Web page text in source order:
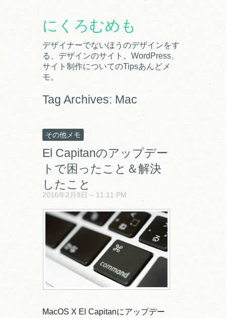
にくろむめも
デザイナーでないほうのデザインをす
る、デザインのサイト。WordPress、
サイト制作についてのTipsあんどメ
モ。
Tag Archives: Mac
その他メモ
El Capitanのアップデー
トで困ったこと＆解決
したこと
2016年2月8日 – 11:11 PM
MacOS X El Capitanにアップデー